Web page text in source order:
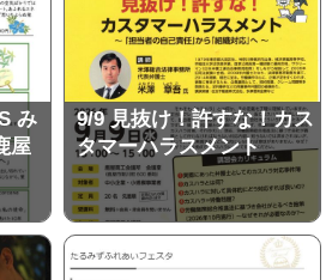
み
屋
9/9 見抜け！許すな！カス
タマーハラスメント